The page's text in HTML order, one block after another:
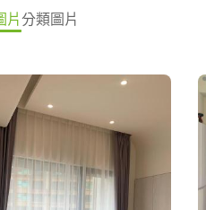
片分類圖片